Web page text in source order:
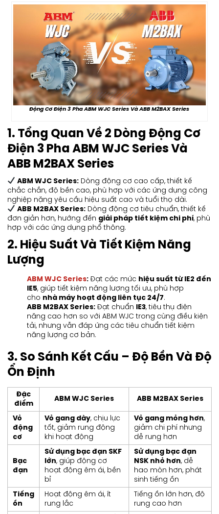
Động Cơ Điện 3 Pha ABM WJC Series Và ABB M2BAX Series
1. Tổng Quan Về 2 Dòng Động Cơ
Điện 3 Pha ABM WJC Series Và
ABB M2BAX Series
ABM WJC Series:Dòng động cơ cao cấp, thiết kế
chắc chắn, độ bền cao, phù hợp với các ứng dụng công
nghiệp nặng yêu cầu hiệu suất cao và tuổi thọ dài.
ABB M2BAX Series:Dòng động cơ tiêu chuẩn, thiết kế
đơn giản hơn, hướng đến giải pháp tiết kiệm chi phí, phù
hợp với các ứng dụng phổ thông.
2. Hiệu Suất Và Tiết Kiệm Năng
Lượng
ABM WJC Series: Đạt các mức hiệu suất từ IE2 đến
IE5, giúp tiết kiệm năng lượng tối ưu, phù hợp
cho nhà máy hoạt động liên tục 24/7.
ABB M2BAX Series: Đạt chuẩn IE3, tiêu thụ điện
năng cao hơn so với ABM WJC trong cùng điều kiện
tải, nhưng vẫn đáp ứng các tiêu chuẩn tiết kiệm
năng lượng cơ bản.
3. So Sánh Kết Cấu – Độ Bền Và Độ
Ổn Định
Đặc
điểm
ABM WJC Series ABB M2BAX Series
Vỏ
động
cơ
Vỏ gang dày, chịu lực
tốt, giảm rung động
khi hoạt động
Vỏ gang mỏng hơn,
giảm chi phí nhưng
dễ rung hơn
Bạc
đạn
Sử dụng bạc đạn SKF
lớn, giúp động cơ
hoạt động êm ái, bền
bỉ
Sử dụng bạc đạn
NSK nhỏ hơn, dễ
hao mòn hơn, phát
sinh tiếng ồn
Tiếng
ồn
Hoạt động êm ái, ít
rung lắc
Tiếng ồn lớn hơn, độ
rung cao hơn